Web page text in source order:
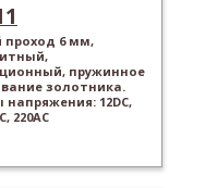
проход 6 мм,
пружинное
золотника.
12DC,
220AC